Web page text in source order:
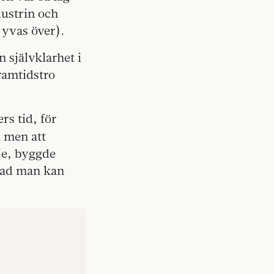
och
över).
självklarhet i
tid, för
men att
byggde
man kan